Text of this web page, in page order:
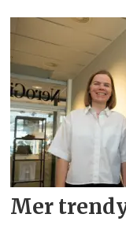
Mer